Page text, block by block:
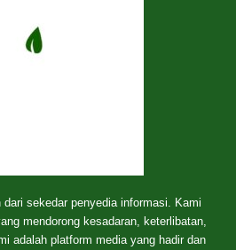
sekedar penyedia informasi. Kami
mendorong kesadaran, keterlibatan,
adalah platform media yang hadir dan